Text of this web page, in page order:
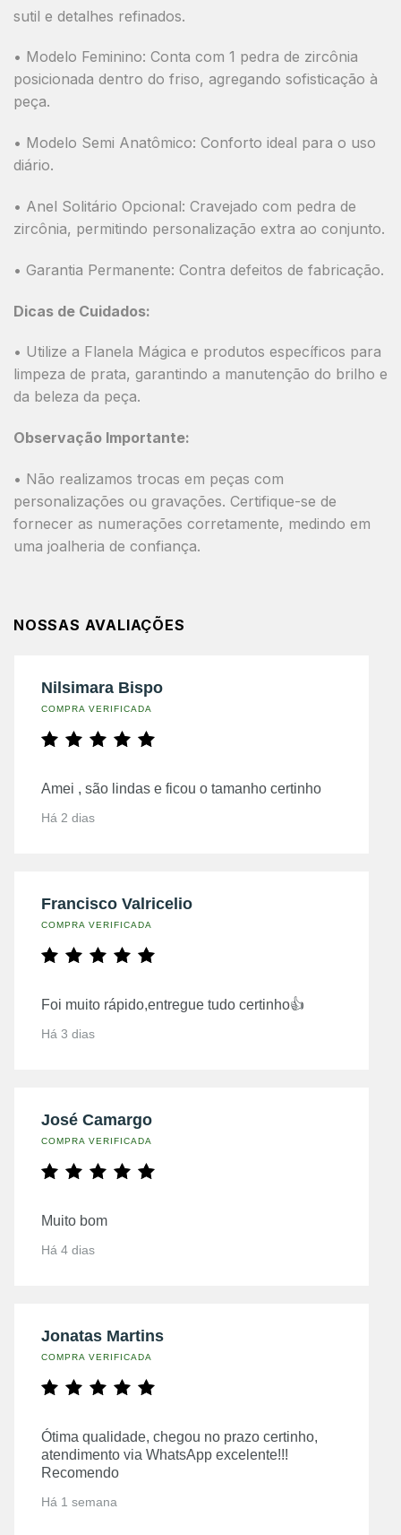
sutil e detalhes refinados.
• Modelo Feminino: Conta com 1 pedra de zircônia
posicionada dentro do friso, agregando sofisticação à
peça.
• Modelo Semi Anatômico: Conforto ideal para o uso
diário.
• Anel Solitário Opcional: Cravejado com pedra de
zircônia, permitindo personalização extra ao conjunto.
• Garantia Permanente: Contra defeitos de fabricação.
Dicas de Cuidados:
• Utilize a Flanela Mágica e produtos específicos para
limpeza de prata, garantindo a manutenção do brilho e
da beleza da peça.
Observação Importante:
• Não realizamos trocas em peças com
personalizações ou gravações. Certifique-se de
fornecer as numerações corretamente, medindo em
uma joalheria de confiança.
NOSSAS AVALIAÇÕES
Nilsimara Bispo
COMPRA VERIFICADA
Amei , são lindas e ficou o tamanho certinho
Há 2 dias
Francisco Valricelio
COMPRA VERIFICADA
Foi muito rápido,entregue tudo certinho👍
Há 3 dias
José Camargo
COMPRA VERIFICADA
Muito bom
Há 4 dias
Jonatas Martins
COMPRA VERIFICADA
Ótima qualidade, chegou no prazo certinho,
atendimento via WhatsApp excelente!!!
Recomendo
Há 1 semana